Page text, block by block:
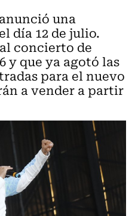
una
día 12 de julio.
concierto de
y que ya agotó las
para el nuevo
a vender a partir